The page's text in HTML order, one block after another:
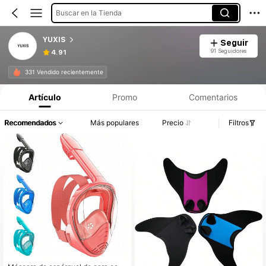
Buscar en la Tienda
YUXIS
4.91
Seguir
91 Seguidores
331 Vendido recientemente
Artículo Promo Comentarios
Recomendados Más populares Precio Filtros